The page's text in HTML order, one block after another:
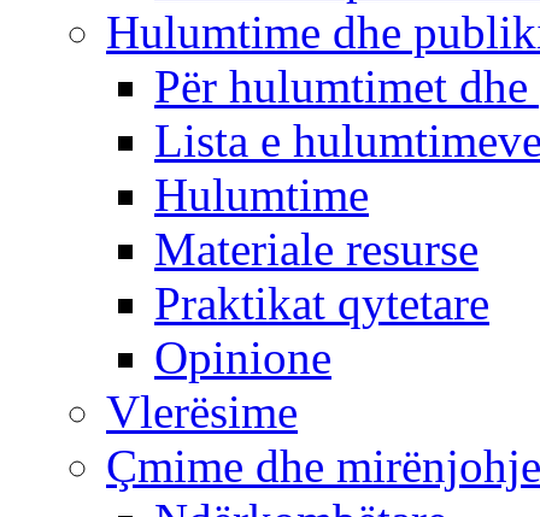
Hulumtime dhe
Për hulumtimet
Lista e
Hulumtime
Materiale resurse
Praktikat qytetare
Opinione
Vlerësime
Çmime dhe mirënjohje